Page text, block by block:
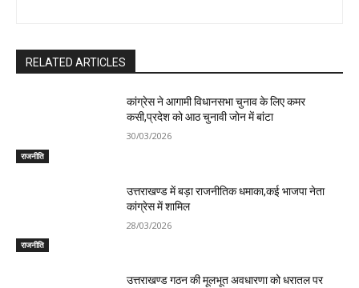
RELATED ARTICLES
राजनीति
कांग्रेस ने आगामी विधानसभा चुनाव के लिए कमर
कसी,प्रदेश को आठ चुनावी जोन में बांटा
30/03/2026
राजनीति
उत्तराखण्ड में बड़ा राजनीतिक धमाका,कई भाजपा नेता
कांग्रेस में शामिल
28/03/2026
उत्तराखण्ड गठन की मूलभूत अवधारणा को धरातल पर